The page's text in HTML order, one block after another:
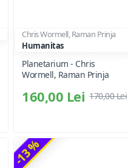
Chris Wormell, Raman Prinja
Humanitas
Planetarium - Chris
Wormell, Raman Prinja
160,00 Lei 170,00 Lei
-13 %